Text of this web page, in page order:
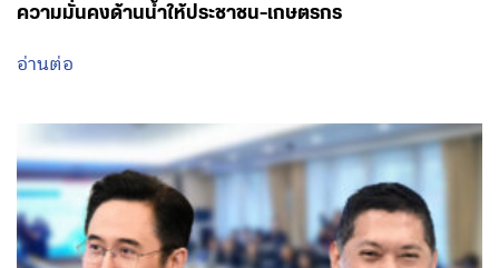
ความมั่นคงด้านน้ำให้ประชาชน-เกษตรกร
อ่านต่อ